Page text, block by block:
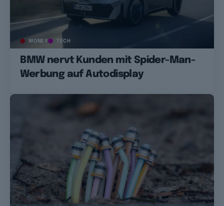
MONEY TECH
BMW nervt Kunden mit Spider-Man-
Werbung auf Autodisplay